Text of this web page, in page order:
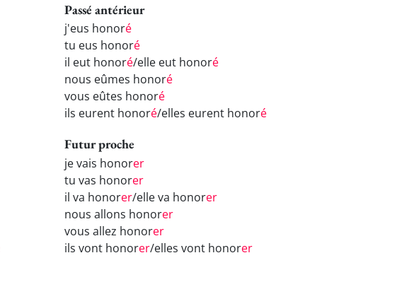
Passé antérieur
j'eus honoré
tu eus honoré
il eut honoré/elle eut honoré
nous eûmes honoré
vous eûtes honoré
ils eurent honoré/elles eurent honoré
Futur proche
je vais honorer
tu vas honorer
il va honorer/elle va honorer
nous allons honorer
vous allez honorer
ils vont honorer/elles vont honorer